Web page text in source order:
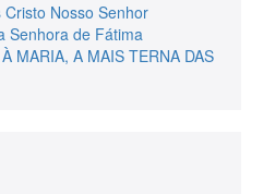
Nosso Senhor
Senhora de Fátima
MARIA, A MAIS TERNA DAS